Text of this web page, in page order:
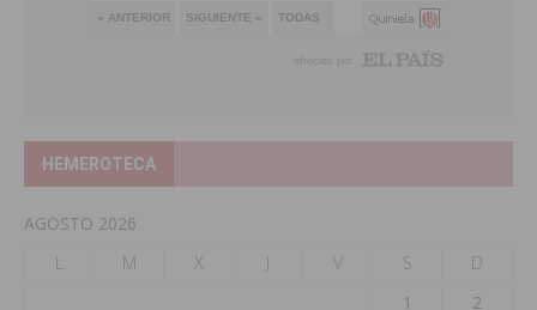
HEMEROTECA
AGOSTO 2026
L
M X J V S
D
1
2